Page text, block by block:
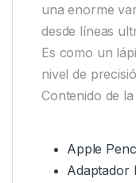
una enorme
desde líneas
Es como un
nivel de
Contenido de la
Apple
Adaptador